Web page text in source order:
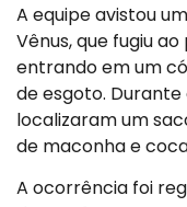
A equipe avistou
Vênus, que fugiu
entrando em um
de esgoto.
localizaram um
de maconha e
A ocorrência foi